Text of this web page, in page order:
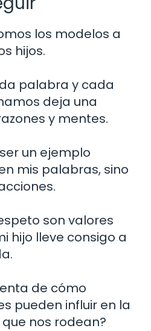
los modelos a
hijos.
palabra y cada
deja una
y mentes.
un ejemplo
mis palabras, sino
son valores
hijo lleve consigo a
de cómo
pueden influir en la
nos rodean?